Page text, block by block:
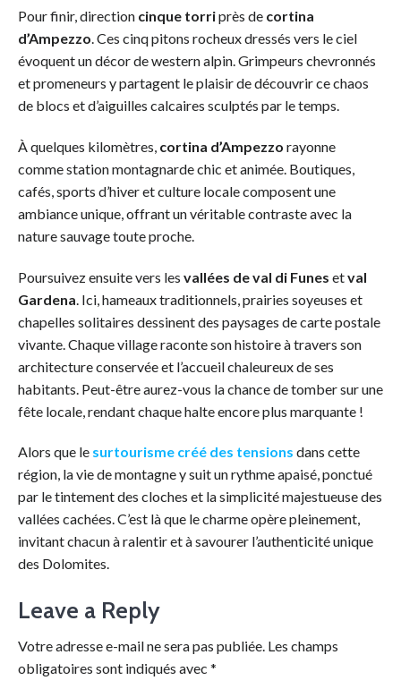
Pour finir, direction cinque torriprès de cortina
d’Ampezzo. Ces cinq pitons rocheux dressés vers le ciel
évoquent un décor de western alpin. Grimpeurs chevronnés
et promeneurs y partagent le plaisir de découvrir ce chaos
de blocs et d’aiguilles calcaires sculptés par le temps.
À quelques kilomètres, cortina d’Ampezzo rayonne
comme station montagnarde chic et animée. Boutiques,
cafés, sports d’hiver et culture locale composent une
ambiance unique, offrant un véritable contraste avec la
nature sauvage toute proche.
Poursuivez ensuite vers les vallées de val di Funes etval
Gardena . Ici, hameaux traditionnels, prairies soyeuses et
chapelles solitaires dessinent des paysages de carte postale
vivante. Chaque village raconte son histoire à travers son
architecture conservée et l’accueil chaleureux de ses
habitants. Peut-être aurez-vous la chance de tomber sur une
fête locale, rendant chaque halte encore plus marquante !
Alors que le surtourisme créé des tensions dans cette
région, la vie de montagne y suit un rythme apaisé, ponctué
par le tintement des cloches et la simplicité majestueuse des
vallées cachées. C’est là que le charme opère pleinement,
invitant chacun à ralentir et à savourer l’authenticité unique
des Dolomites.
Leave a Reply
Votre adresse e-mail ne sera pas publiée. Les champs
obligatoires sont indiqués avec *